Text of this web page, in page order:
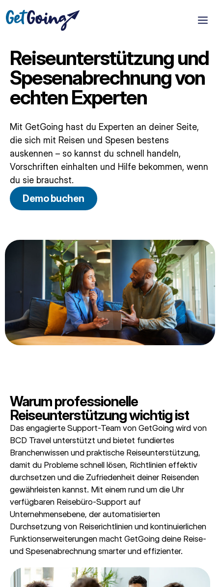
Reiseunterstützung und
Spesenabrechnung von
echten Experten
Mit GetGoing hast du Experten an deiner Seite,
die sich mit Reisen und Spesen bestens
auskennen – so kannst du schnell handeln,
Vorschriften einhalten und Hilfe bekommen, wenn
du sie brauchst.
Demo buchen
Warum professionelle
Reiseunterstützung wichtig ist
Das engagierte Support-Team von GetGoing wird von
BCD Travel unterstützt und bietet fundiertes
Branchenwissen und praktische Reiseunterstützung,
damit du Probleme schnell lösen, Richtlinien effektiv
durchsetzen und die Zufriedenheit deiner Reisenden
gewährleisten kannst. Mit einem rund um die Uhr
verfügbaren Reisebüro-Support auf
Unternehmensebene, der automatisierten
Durchsetzung von Reiserichtlinien und kontinuierlichen
Funktionserweiterungen macht GetGoing deine Reise-
und Spesenabrechnung smarter und effizienter.